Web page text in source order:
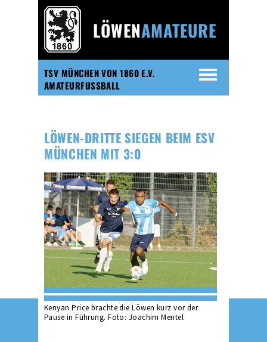
TSV MÜNCHEN VON 1860 E.V.
AMATEURFUSSBALL
LÖWENAMATEURE
LÖWEN-DRITTE SIEGEN BEIM ESV
MÜNCHEN MIT 3:0
Kenyan Price brachte die Löwen kurz vor der
Pause in Führung. Foto: Joachim Mentel